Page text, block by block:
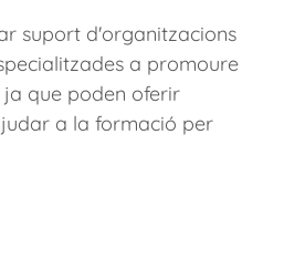
suport d'organitzacions
a promoure
ja que poden oferir
a la formació per